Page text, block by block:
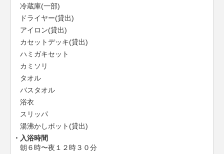
冷蔵庫(一部)
ドライヤー(貸出)
アイロン(貸出)
カセットデッキ(貸出)
ハミガキセット
カミソリ
タオル
バスタオル
浴衣
スリッパ
湯沸かしポット(貸出)
入浴時間
朝６時〜夜１２時３０分